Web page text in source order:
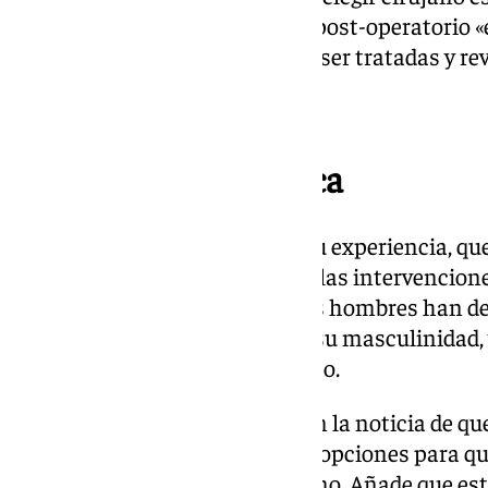
quien acudir, ya que el proceso post-operatorio
de caída y de heridas que deben ser tratadas y
Sin miedo a la estética
Además, Guidi confirma, bajo su experiencia,
estética siempre comienza por las
Moniche, a su vez, opina que los hombres han
estéticos como una pérdida de su
preocupación y culto por el físico.
«Hace décadas, cuando te daban la noticia de
resignabas. Ahora hay muchas opciones para